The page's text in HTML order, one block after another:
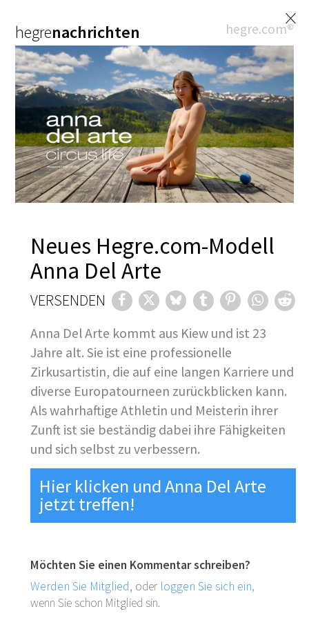
×
hegrenachrichten hegre.com®
Neues Hegre.com-Modell
Anna Del Arte
VERSENDEN
Anna Del Arte kommt aus Kiew und ist 23
Jahre alt. Sie ist eine professionelle
Zirkusartistin, die auf eine langen Karriere und
diverse Europatourneen zurückblicken kann.
Als wahrhaftige Athletin und Meisterin ihrer
Zunft ist sie beständig dabei ihre Fähigkeiten
und sich selbst zu verbessern.
Hier klicken und Anna Del Arte
jetzt treffen!
Möchten Sie einen Kommentar schreiben?
Werden Sie Mitglied, oder loggen Sie sich ein,
wenn Sie schon Mitglied sin.